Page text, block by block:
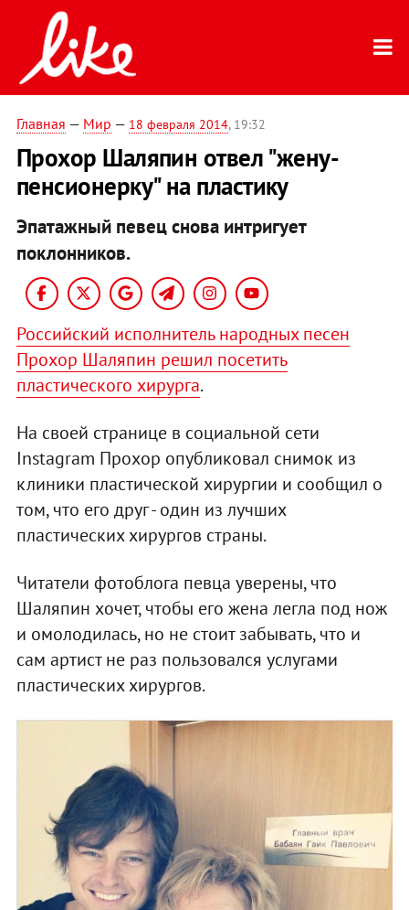
Главная — Мир — 18 февраля 2014, 19:32
Прохор Шаляпин отвел "жену-
пенсионерку" на пластику
Эпатажный певец снова интригует
поклонников.
Российский исполнитель народных песен
Прохор Шаляпин решил посетить
пластического хирурга.
На своей странице в социальной сети
Instagram Прохор опубликовал снимок из
клиники пластической хирургии и сообщил о
том, что его друг - один из лучших
пластических хирургов страны.
Читатели фотоблога певца уверены, что
Шаляпин хочет, чтобы его жена легла под нож
и омолодилась, но не стоит забывать, что и
сам артист не раз пользовался услугами
пластических хирургов.